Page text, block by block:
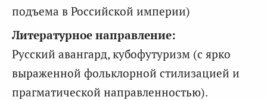
подъема в Российской империи)
Литературное направление:
Русский авангард, кубофутуризм (с ярко
выраженной фольклорной стилизацией и
прагматической направленностью).